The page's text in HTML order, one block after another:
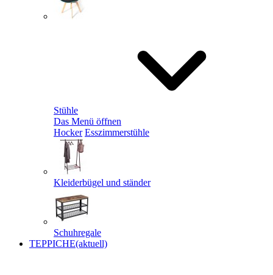
Stühle
Das Menü öffnen
Hocker Esszimmerstühle
Kleiderbügel und ständer
Schuhregale
TEPPICHE(aktuell)